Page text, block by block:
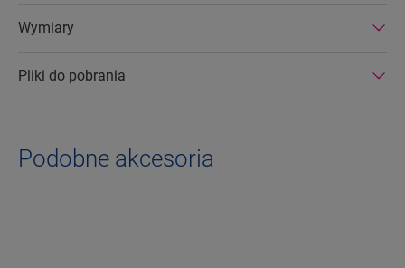
Wymiary
Pliki do pobrania
Podobne akcesoria